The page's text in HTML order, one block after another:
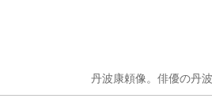
丹波康頼像。俳優の丹